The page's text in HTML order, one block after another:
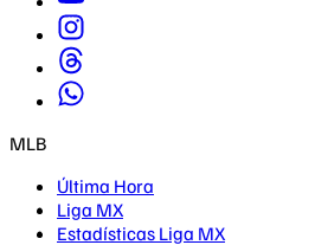
MLB
Última Hora
Liga MX
Estadísticas Liga MX